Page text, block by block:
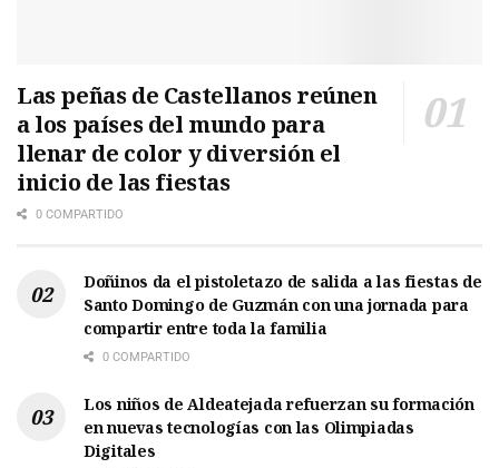
Las peñas de Castellanos reúnen
a los países del mundo para
llenar de color y diversión el
inicio de las fiestas
0 COMPARTIDO
Doñinos da el pistoletazo de salida a las fiestas de
Santo Domingo de Guzmán con una jornada para
compartir entre toda la familia
0 COMPARTIDO
Los niños de Aldeatejada refuerzan su formación
en nuevas tecnologías con las Olimpiadas
Digitales